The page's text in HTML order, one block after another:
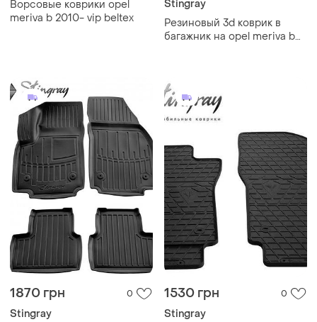
Ворсовые коврики opel
meriva b 2010- vip beltex
Stingray
Резиновый 3d коврик в
багажник на opel meriva b
1870 грн 0
Stingray
1530 грн 0
Stingray